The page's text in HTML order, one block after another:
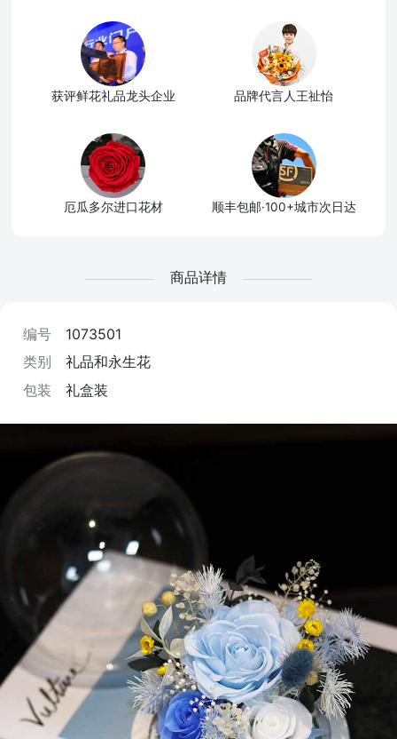
获评鲜花礼品龙头企业 品牌代言人王祉怡
厄瓜多尔进口花材 顺丰包邮·100+城市次日达
商品详情
编号
1073501
类别
礼品和永生花
包装
礼盒装